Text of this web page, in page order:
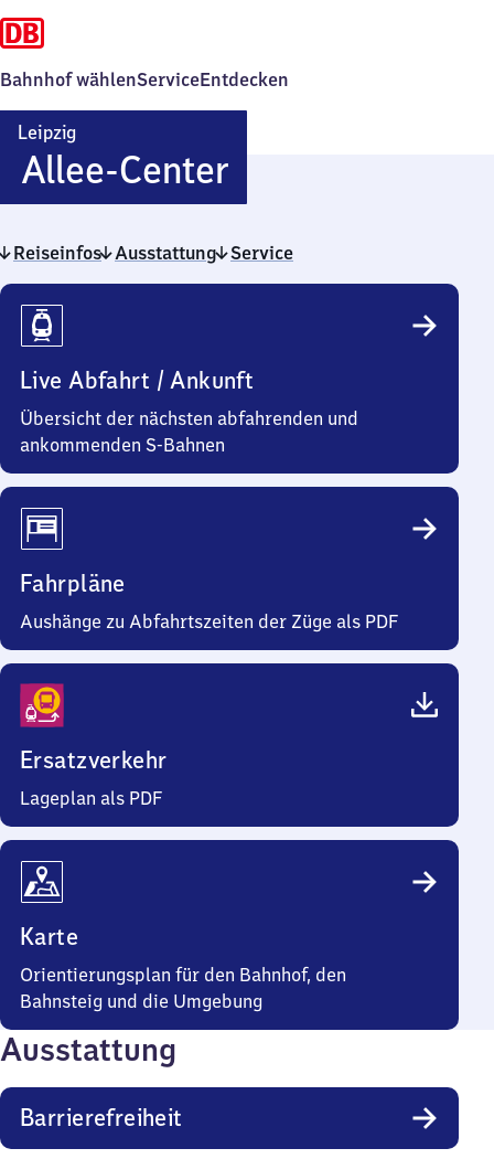
Bahnhof wählenServiceEntdecken
Leipzig
Allee-CenterLeipzig
Allee-
Center
Reiseinfos Ausstattung Service
Reiseinfos
Live Abfahrt / Ankunft
Übersicht der nächsten abfahrenden und
ankommenden S-Bahnen
Fahrpläne
Aushänge zu Abfahrtszeiten der Züge als PDF
Ersatzverkehr
Lageplan als PDF
Karte
Orientierungsplan für den Bahnhof, den
Bahnsteig und die Umgebung
Ausstattung
Barrierefreiheit